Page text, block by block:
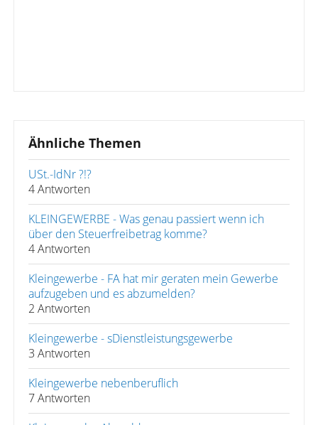
Ähnliche Themen
USt.-IdNr ?!?
4 Antworten
KLEINGEWERBE - Was genau passiert wenn ich
über den Steuerfreibetrag komme?
4 Antworten
Kleingewerbe - FA hat mir geraten mein Gewerbe
aufzugeben und es abzumelden?
2 Antworten
Kleingewerbe - sDienstleistungsgewerbe
3 Antworten
Kleingewerbe nebenberuflich
7 Antworten